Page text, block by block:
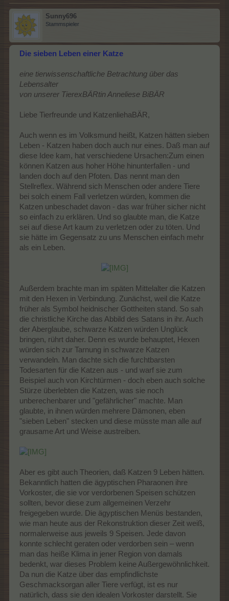
Sunny696
Stammspieler
Die sieben Leben einer Katze
eine tierwissenschaftliche Betrachtung über das
Lebensalter
von unserer TierexBÄRtin Anneliese BiBÄR
Liebe Tierfreunde und KatzenliehaBÄR,
Auch wenn es im Volksmund heißt, Katzen hätten sieben
Leben - Katzen haben doch auch nur eines. Daß man auf
diese Idee kam, hat verschiedene Ursachen:Zum einen
können Katzen aus hoher Höhe hinunterfallen - und
landen doch auf den Pfoten. Das nennt man den
Stellreflex. Während sich Menschen oder andere Tiere
bei solch einem Fall verletzen würden, kommen die
Katzen unbeschadet davon - das war früher sicher nicht
so einfach zu erklären. Und so glaubte man, die Katze
sei auf diese Art kaum zu verletzen oder zu töten. Und
sie hätte im Gegensatz zu uns Menschen einfach mehr
als ein Leben.
Außerdem brachte man im späten Mittelalter die Katzen
mit den Hexen in Verbindung. Zunächst, weil die Katze
früher als Symbol heidnischer Gottheiten stand. So sah
die christliche Kirche das Abbild des Satans in ihr. Auch
der Aberglaube, schwarze Katzen würden Unglück
bringen, rührt daher. Denn es wurde behauptet, Hexen
würden sich zur Tarnung in schwarze Katzen
verwandeln. Man dachte sich die furchtbarsten
Todesarten für die Katzen aus - und warf sie zum
Beispiel auch von Kirchtürmen - doch eben auch solche
Stürze überlebten die Katzen, was sie noch
unberechenbarer und "gefährlicher" machte. Man
glaubte, in ihnen würden mehrere Dämonen, eben
"sieben Leben" stecken und diese müsste man alle auf
grausame Art und Weise austreiben.
Aber es gibt auch Theorien, daß Katzen 9 Leben hätten.
Bekanntlich hatten die ägyptischen Pharaonen ihre
Vorkoster, die sie vor verdorbenen Speisen schützen
sollten, bevor diese zum allgemeinen Verzehr
freigegeben wurde. Die ägyptischen Menüs bestanden,
wie man heute aus der Rekonstruktion dieser Zeit weiß,
normalerweise aus jeweils 9 Speisen. Jede davon
konnte schlecht geraten oder verdorben sein – wenn
man das heiße Klima in jener Region von damals
bedenkt, war dieses Problem keine Außergewöhnlichkeit.
Da nun die Katze über das empfindlichste
Geschmacksorgan aller Tiere verfügt, ist es nur
natürlich, dass sie den idealen Vorkoster darstellt. Sie